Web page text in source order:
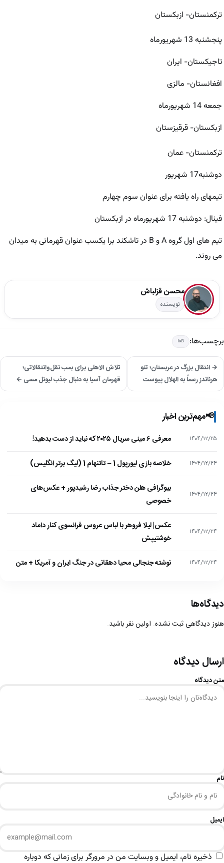
ترکمنستان- ازبکستان
پنجشنبه 13 شهریورماه
تاجیکستان- ایران
افغانستان- مالزی
جمعه 14 شهریورماه
ازبکستان- قرقیزستان
ترکمنستان- عمان
دوشنبه17 شهریور
تیمهای راه یافته برای عنوان سوم چهارم
فینال: دوشنبه 17 شهریورماه در ازبکستان
تیم های اول گروه A و B در تاشکند برا یکسب عنوان قهرمانی به میدان
می روند.
محسن قزلباش
نویسنده
برچسب‌ها: کافا
→ انتقال بزرگ در عربستان؛ تئو
هرناندز رسماً به الهلال پیوست
تلاش الاهلی برای بمب نقل‌وانتقالاتی؛
قهرمان آسیا به دنبال جذب لیونل مسی ←
📢مهم‌ترین اخبار
۱۴۰۴/۱۲/۲۵ معرفی ۶ مینی سریال ۲۰۲۵ که نباید از دست بدهید!
۱۴۰۴/۱۲/۲۴ خلاصه بازی لیورپول 1 – تاتنهام 1 (لیگ برتر انگلیس)
۱۴۰۴/۱۲/۲۴
بیوگرافی هلن دختر جذاب رضا رشیدپور + عکس‌های
خصوصی
۱۴۰۴/۱۲/۲۴
عکس| لیلا فروهر با لباس عروس فرانسوی کنار داماد
خوشتیپش
۱۴۰۴/۱۲/۲۴ نوشته جنجالی محیا دهقانی در جنگ ایران و آمریکا + متن
دیدگاه‌ها
هنوز دیدگاهی ثبت نشده. اولین نفر باشید.
ارسال دیدگاه
متن دیدگاه
نام
ایمیل
ذخیره نام، ایمیل و وبسایت من در مرورگر برای زمانی که دوباره